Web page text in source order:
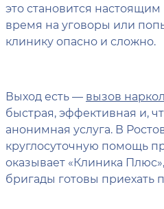
это становится
время на уговоры или
клинику опасно и сложно.
Выход есть — вызов
быстрая, эффективная и,
анонимная услуга. В
круглосуточную помощь
оказывает «Клиника
бригады готовы приехать